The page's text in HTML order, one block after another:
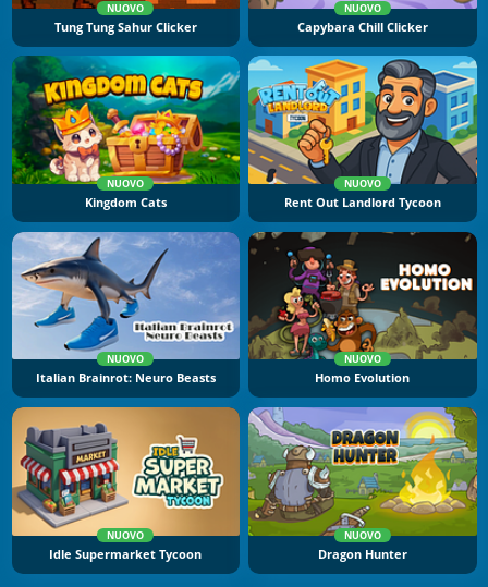
NUOVO
Tung Tung Sahur Clicker
NUOVO
Capybara Chill Clicker
NUOVO
Kingdom Cats
NUOVO
Rent Out Landlord Tycoon
NUOVO
Italian Brainrot: Neuro Beasts
NUOVO
Homo Evolution
NUOVO
Idle Supermarket Tycoon
NUOVO
Dragon Hunter